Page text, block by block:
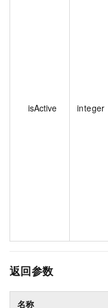
isActive integer
返回参数
名称